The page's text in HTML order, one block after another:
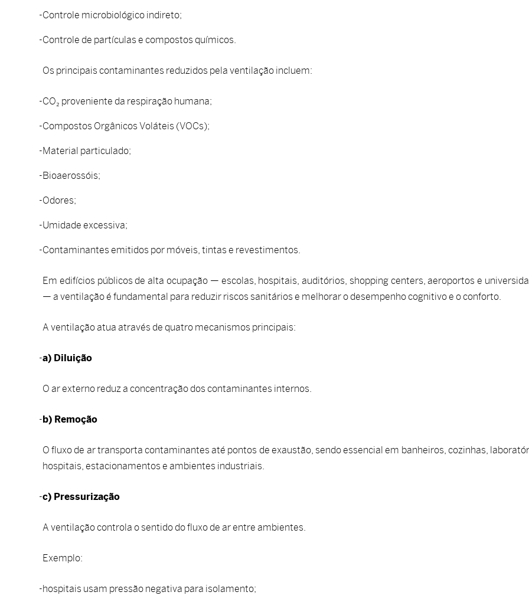
Controle microbiológico indireto;
Controle de partículas e compostos químicos.
Os principais contaminantes reduzidos pela ventilação incluem:
CO₂ proveniente da respiração humana;
Compostos Orgânicos Voláteis (VOCs);
Material particulado;
Bioaerossóis;
Odores;
Umidade excessiva;
Contaminantes emitidos por móveis, tintas e revestimentos.
Em edifícios públicos de alta ocupação — escolas, hospitais, auditórios, shopping centers, aeroportos e
— a ventilação é fundamental para reduzir riscos sanitários e melhorar o desempenho cognitivo e o conforto.
A ventilação atua através de quatro mecanismos principais:
a) Diluição
O ar externo reduz a concentração dos contaminantes internos.
b) Remoção
O fluxo de ar transporta contaminantes até pontos de exaustão, sendo essencial em banheiros, cozinhas,
hospitais, estacionamentos e ambientes industriais.
c) Pressurização
A ventilação controla o sentido do fluxo de ar entre ambientes.
Exemplo:
hospitais usam pressão negativa para isolamento;